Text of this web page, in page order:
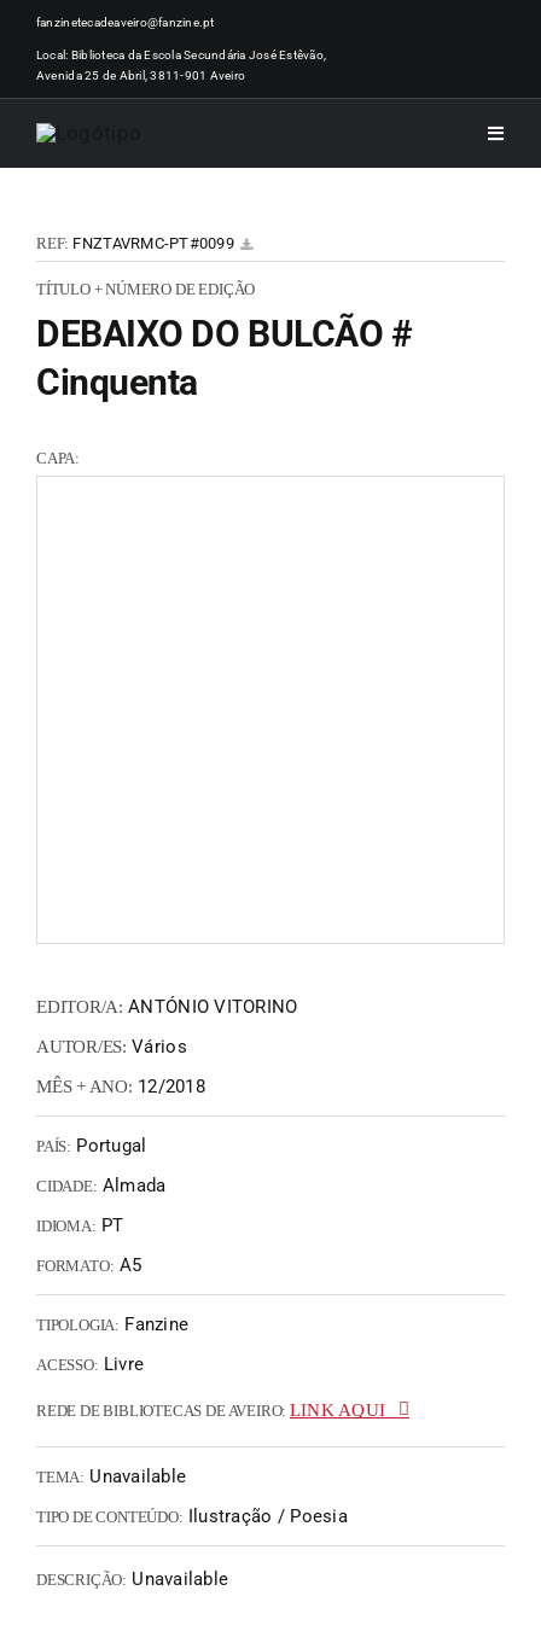
Skip
content
fanzinetecadeaveiro@fanzine.pt
Local: Biblioteca da Escola Secundária José Estêvão,
Avenida 25 de Abril, 3811-901 Aveiro
Toggle
REF: FNZTAVRMC-PT#0099
TÍTULO + NÚMERO DE EDIÇÃO
DEBAIXO DO BULCÃO #
Cinquenta
CAPA:
EDITOR/A: ANTÓNIO VITORINO
AUTOR/ES: Vários
MÊS + ANO: 12/2018
PAÍS: Portugal
CIDADE: Almada
IDIOMA: PT
FORMATO: A5
TIPOLOGIA: Fanzine
ACESSO: Livre
REDE DE BIBLIOTECAS DE AVEIRO: LINK AQUI
TEMA: Unavailable
TIPO DE CONTEÚDO: Ilustração / Poesia
DESCRIÇÃO: Unavailable